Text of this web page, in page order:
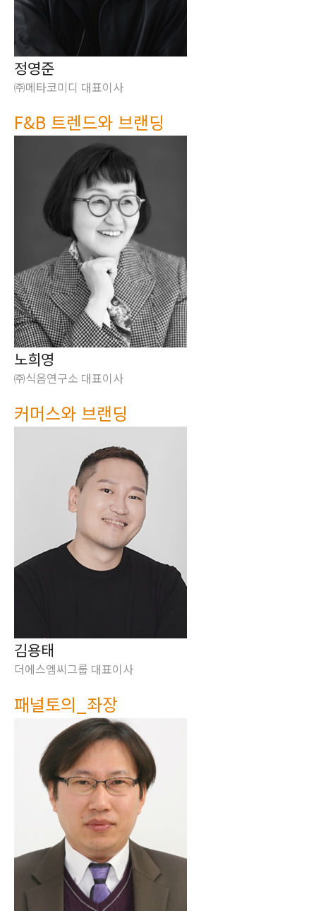
정영준
㈜메타코미디 대표이사
F&B 트렌드와 브랜딩
노희영
㈜식음연구소 대표이사
커머스와 브랜딩
김용태
더에스엠씨그룹 대표이사
패널토의_좌장